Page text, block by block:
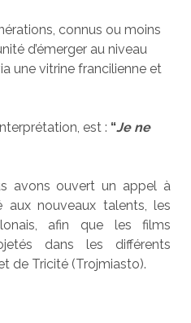
connus ou moins
d’émerger au niveau
une vitrine francilienne et
est : “Je ne
avons ouvert un appel à
aux nouveaux talents, les
afin que les films
dans les différents
de Tricité (Trojmiasto).